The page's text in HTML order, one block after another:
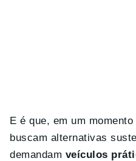
E é que, em um
buscam alternativas
demandam veículos